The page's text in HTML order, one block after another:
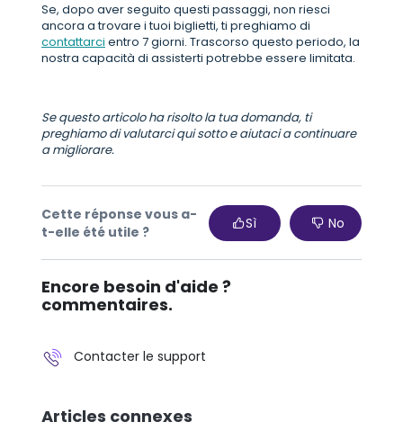
Se, dopo aver seguito questi passaggi, non riesci
ancora a trovare i tuoi biglietti, ti preghiamo di
contattarci entro 7 giorni. Trascorso questo periodo, la
nostra capacità di assisterti potrebbe essere limitata.
Se questo articolo ha risolto la tua domanda, ti
preghiamo di valutarci qui sotto e aiutaci a continuare
a migliorare.
Cette réponse vous a-
t-elle été utile ?
Sì No
Encore besoin d'aide ?
commentaires.
Contacter le support
Articles connexes